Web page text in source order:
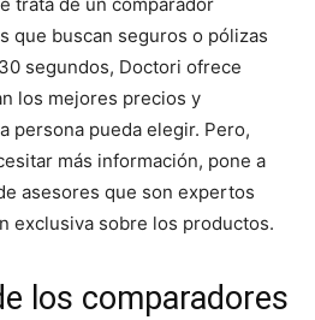
trata de un comparador
que buscan seguros o pólizas
segundos, Doctori ofrece
los mejores precios y
persona pueda elegir. Pero,
más información, pone a
asesores que son expertos
exclusiva sobre los productos.
los comparadores